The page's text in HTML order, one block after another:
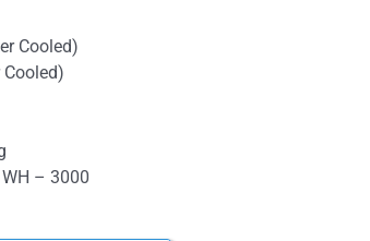
Cooled)
– 3000